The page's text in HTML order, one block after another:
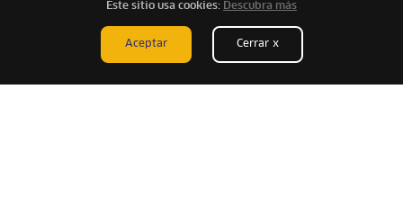
Playa Pozo de Lisas:ideal para nadar o hacer
deportes acuáticos. Es una de las playas más
tranquilas y visitadas de Ilo.
Este sitio usa cookies: Descubra más
Aceptar Cerrar x